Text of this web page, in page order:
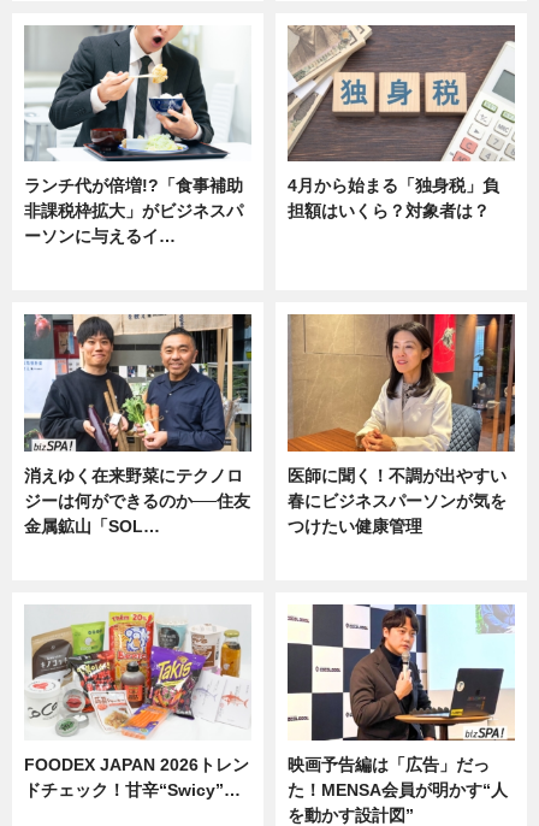
ランチ代が倍増!?「食事補助
非課税枠拡大」がビジネスパ
ーソンに与えるイ…
4月から始まる「独身税」負
担額はいくら？対象者は？
消えゆく在来野菜にテクノロ
ジーは何ができるのか──住友
金属鉱山「SOL…
医師に聞く！不調が出やすい
春にビジネスパーソンが気を
つけたい健康管理
FOODEX JAPAN 2026トレン
ドチェック！甘辛“Swicy”…
映画予告編は「広告」だっ
た！MENSA会員が明かす“人
を動かす設計図”